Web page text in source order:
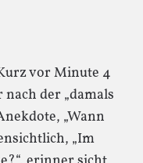
vor Minute 4
der „damals
„Wann
„Im